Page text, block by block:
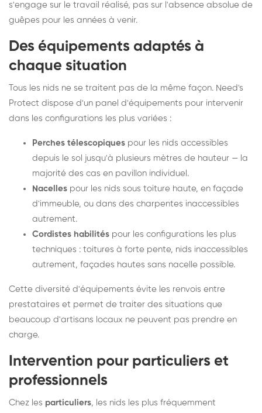
s'engage sur le travail réalisé, pas sur l'absence absolue de
guêpes pour les années à venir.
Des équipements adaptés à
chaque situation
Tous les nids ne se traitent pas de la même façon. Need's
Protect dispose d'un panel d'équipements pour intervenir
dans les configurations les plus variées :
Perches télescopiques pour les nids accessibles
depuis le sol jusqu'à plusieurs mètres de hauteur — la
majorité des cas en pavillon individuel.
Nacelles pour les nids sous toiture haute, en façade
d'immeuble, ou dans des charpentes inaccessibles
autrement.
Cordistes habilités pour les configurations les plus
techniques : toitures à forte pente, nids inaccessibles
autrement, façades hautes sans nacelle possible.
Cette diversité d'équipements évite les renvois entre
prestataires et permet de traiter des situations que
beaucoup d'artisans locaux ne peuvent pas prendre en
charge.
Intervention pour particuliers et
professionnels
Chez les particuliers, les nids les plus fréquemment